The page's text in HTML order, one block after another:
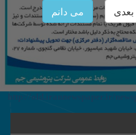
بعدی می دانم